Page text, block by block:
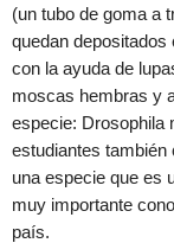
(un tubo de goma a
quedan depositados
con la ayuda de
moscas hembras y
especie: Drosophila
estudiantes también
una especie que es
muy importante
país.